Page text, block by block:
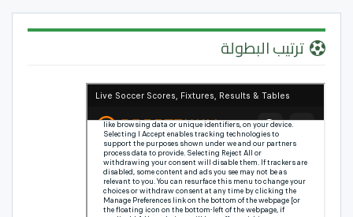
ترتيب البطولة